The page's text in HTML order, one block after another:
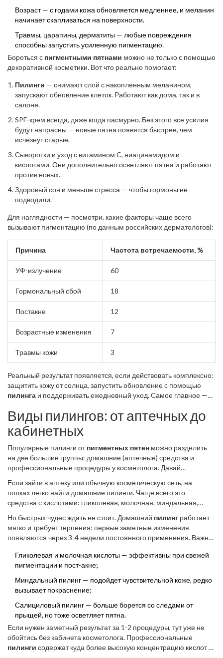
Возраст — с годами кожа обновляется медленнее, и меланин
начинает скапливаться на поверхности.
Травмы, царапины, дерматиты — любые повреждения
способны запустить усиленную пигментацию.
Бороться с пигментными пятнами можно не только с помощью
декоративной косметики. Вот что реально помогает:
Пилинги — снимают слой с накопленным меланином,
запускают обновление клеток. Работают как дома, так и в
салоне.
SPF-крем всегда, даже когда пасмурно. Без этого все усилия
будут напрасны — новые пятна появятся быстрее, чем
исчезнут старые.
Сыворотки и уход с витамином C, ниацинамидом и
кислотами. Они дополнительно осветляют пятна и работают
против новых.
Здоровый сон и меньше стресса — чтобы гормоны не
подводили.
Для наглядности — посмотри, какие факторы чаще всего
вызывают пигментацию (по данным российских дерматологов):
Причина Частота встречаемости, %
УФ-излучение 60
Гормональный сбой 18
Постакне 12
Возрастные изменения 7
Травмы кожи 3
Реальный результат появляется, если действовать комплексно:
защитить кожу от солнца, запустить обновление с помощью
пилинга и поддерживать ежедневный уход. Самое главное —
появились пятна и подобрать решение под свою ситуацию.
Виды пилингов: от аптечных до
кабинетных
Популярные пилинги отпигментных пятен можно разделить
на две большие группы: домашние (аптечные) средства и
профессиональные процедуры у косметолога. Давай
Если зайти в аптеку или обычную косметическую сеть, на
полках легко найти домашние пилинги. Чаще всего это
средства с кислотами: гликолевая, молочная, миндальная,
количество кислоты (5-10%), чтобы не навредить здоровью без
контроля врача. Они подходят для регулярного мягкого
осветления веснушек или следов от прыщей. Например,
аптечные марки часто выпускают сыворотки или тоники с AHA-
кислотами — ищи надпись «от пигментации» или «для сияния
Но быстрых чудес ждать не стоит. Домашний пилинг работает
мягко и требует терпения: первые заметные изменения
появляются через 3-4 недели постоянного применения. Важно
обязательно использовать крем с SPF не ниже 30 — иначе
пигментные пятна могут появиться снова. Вот что чаще всего
встречается:
Гликолевая и молочная кислоты — эффективны при свежей
пигментации и пост-акне;
Миндальный пилинг — подойдет чувствительной коже, редко
вызывает покраснение;
Салициловый пилинг — больше борется со следами от
прыщей, но тоже осветляет пятна.
Если нужен заметный результат за 1-2 процедуры, тут уже не
обойтись без кабинета косметолога. Профессиональные
пилинги содержат куда более высокую концентрацию кислот —